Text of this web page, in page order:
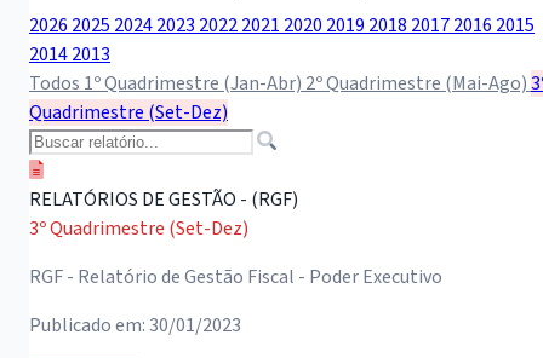
2026 2025 20242023 20222021 2020 2019 2018 20172016 2015
20142013
Todos 1º Quadrimestre (Jan-Abr) 2º Quadrimestre (Mai-Ago)
Quadrimestre (Set-Dez)
RELATÓRIOS DE GESTÃO - (RGF)
3º Quadrimestre (Set-Dez)
RGF - Relatório de Gestão Fiscal - Poder Executivo
Publicado em: 30/01/2023